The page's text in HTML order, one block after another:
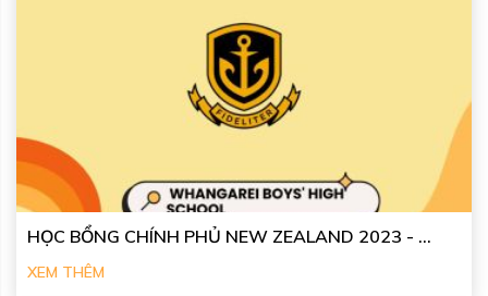
HỌC BỔNG CHÍNH PHỦ NEW ZEALAND 2023 - ...
XEM THÊM